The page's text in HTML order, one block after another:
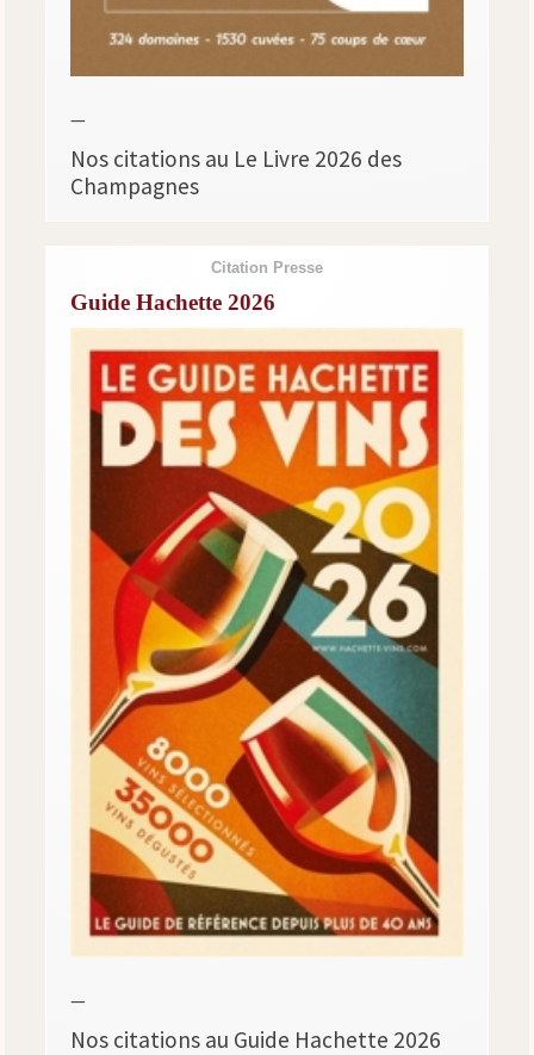
—
Nos citations au Le Livre 2026 des
Champagnes
Citation Presse
Guide Hachette 2026
—
Nos citations au Guide Hachette 2026